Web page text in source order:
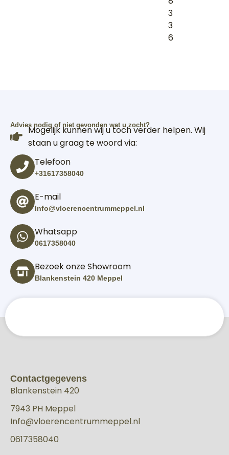
3
3
6
Advies nodig of niet gevonden wat u zocht?
Mogelijk kunnen wij u toch verder helpen. Wij
staan u graag te woord via:
Telefoon
+31617358040
E-mail
Info@vloerencentrummeppel.nl
Whatsapp
0617358040
Bezoek onze Showroom
Blankenstein 420 Meppel
Contactgegevens
Blankenstein 420
7943 PH Meppel
Info@vloerencentrummeppel.nl
0617358040